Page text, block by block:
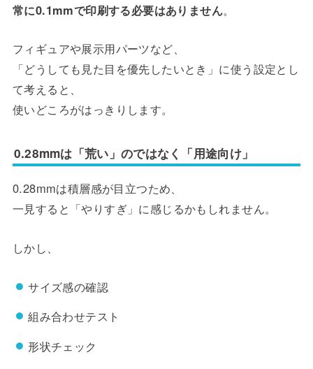
常に0.1mmで印刷する必要はありません。
フィギュアや展示用パーツなど、
「どうしても見た目を優先したいとき」に使う設定とし
て考えると、
使いどころがはっきりします。
0.28mmは「荒い」のではなく「用途向け」
0.28mmは積層感が目立つため、
一見すると「やりすぎ」に感じるかもしれません。
しかし、
サイズ感の確認
組み合わせテスト
形状チェック